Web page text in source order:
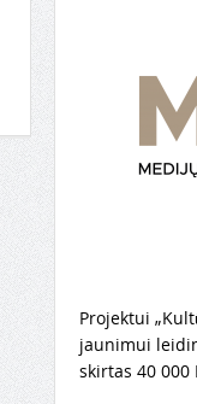
Projektui
jaunimui
skirtas 40